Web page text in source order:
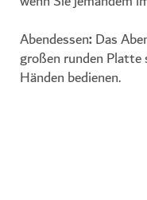
Abendessen:Das
großen runden Platte
Händen bedienen.